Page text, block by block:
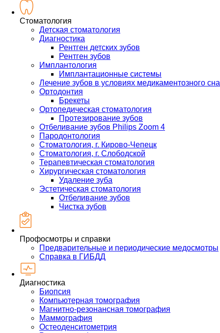
Стоматология
Детская стоматология
Диагностика
Рентген детских зубов
Рентген зубов
Имплантология
Имплантационные системы
Лечение зубов в условиях медикаментозного сна
Ортодонтия
Брекеты
Ортопедическая стоматология
Протезирование зубов
Отбеливание зубов Philips Zoom 4
Пародонтология
Стоматология, г. Кирово-Чепецк
Стоматология, г. Слободской
Терапевтическая стоматология
Хирургическая стоматология
Удаление зуба
Эстетическая стоматология
Отбеливание зубов
Чистка зубов
Профосмотры и справки
Предварительные и периодические медосмотры
Справка в ГИБДД
Диагностика
Биопсия
Компьютерная томография
Магнитно-резонансная томография
Маммография
Остеоденситометрия